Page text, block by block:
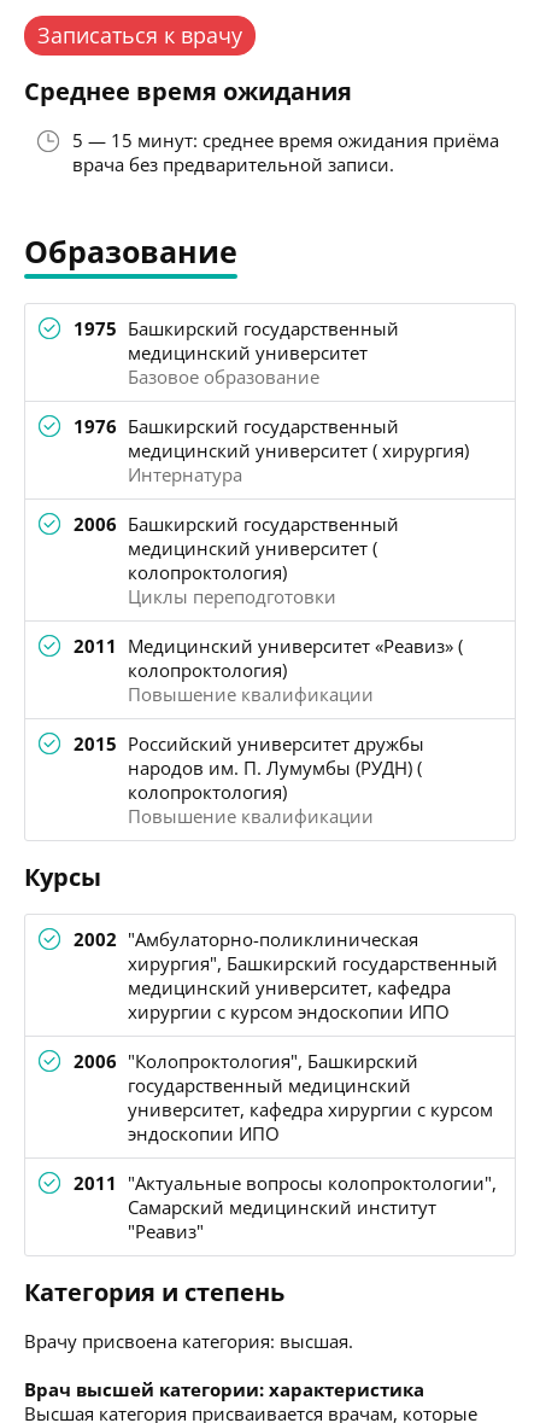
Записаться к врачу
Среднее время ожидания
5 — 15 минут: среднее время ожидания приёма
врача без предварительной записи.
Образование
1975 Башкирский государственный
медицинский университет
Базовое образование
1976 Башкирский государственный
медицинский университет ( хирургия)
Интернатура
2006 Башкирский государственный
медицинский университет (
колопроктология)
Циклы переподготовки
2011 Медицинский университет «Реавиз» (
колопроктология)
Повышение квалификации
2015 Российский университет дружбы
народов им. П. Лумумбы (РУДН) (
колопроктология)
Повышение квалификации
Курсы
2002 "Амбулаторно-поликлиническая
хирургия", Башкирский государственный
медицинский университет, кафедра
хирургии с курсом эндоскопии ИПО
2006 "Колопроктология", Башкирский
государственный медицинский
университет, кафедра хирургии с курсом
эндоскопии ИПО
2011 "Актуальные вопросы колопроктологии",
Самарский медицинский институт
"Реавиз"
Категория и степень
Врачу присвоена категория: высшая.
Врач высшей категории: характеристика
Высшая категория присваивается врачам, которые